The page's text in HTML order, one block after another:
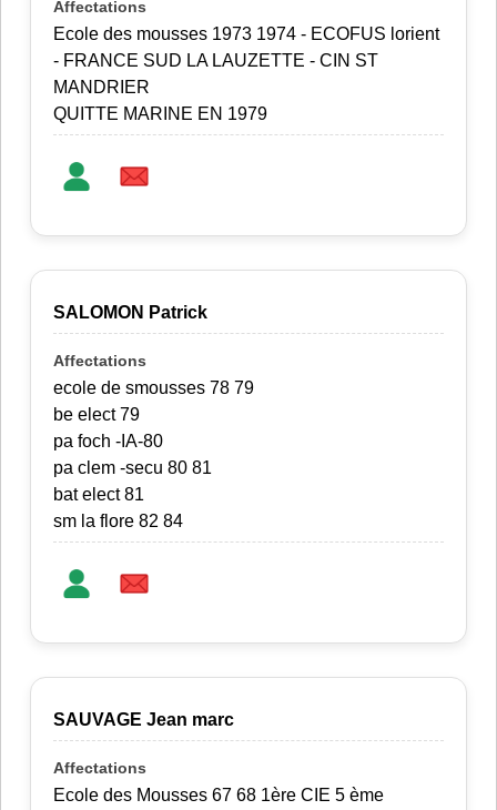
Ecole des mousses 1973 1974 - ECOFUS lorient
- FRANCE SUD LA LAUZETTE - CIN ST
MANDRIER
QUITTE MARINE EN 1979
SALOMON Patrick
ecole de smousses 78 79
be elect 79
pa foch -IA-80
pa clem -secu 80 81
bat elect 81
sm la flore 82 84
SAUVAGE Jean marc
Ecole des Mousses 67 68 1ère CIE 5 ème